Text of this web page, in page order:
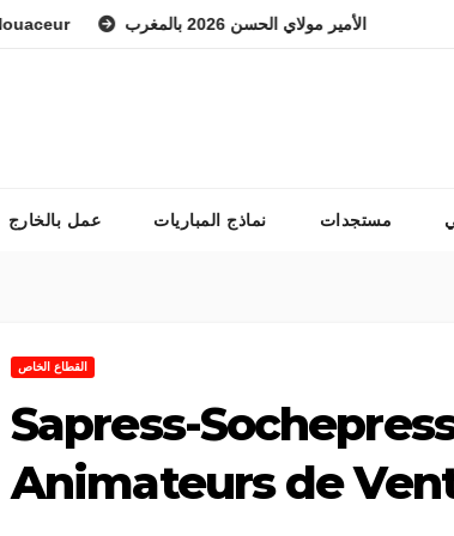
ولي العهد الأمير مولاي الحسن 2026 بالمغرب
عمل بالخارج نماذج المباريات مستجدات
القطاع الخاص
Sapress-
Animateurs de